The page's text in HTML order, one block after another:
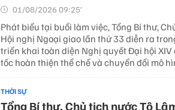
01/08/2026 09:25’
Phát biểu tại buổi làm việc, Tổng Bí thư,
Hội nghị Ngoại giao lần thứ 33 diễn ra
triển khai toàn diện Nghị quyết Đại hội
tốc hoàn thiện thể chế và chuyển đổi mô
THỜI SỰ
Tổng Bí thư, Chủ tịch nước Tô